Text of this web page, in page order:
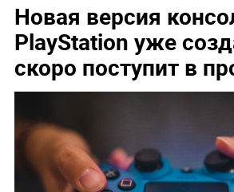
Новая версия
PlayStation уже
скоро поступит в